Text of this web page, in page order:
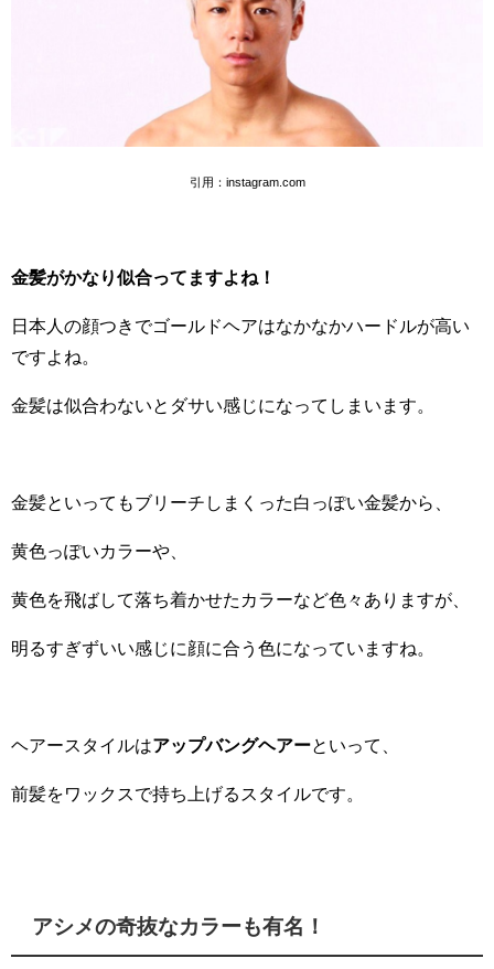
引用：instagram.com
金髪がかなり似合ってますよね！
日本人の顔つきでゴールドヘアはなかなかハードルが高い
ですよね。
金髪は似合わないとダサい感じになってしまいます。
金髪といってもブリーチしまくった白っぽい金髪から、
黄色っぽいカラーや、
黄色を飛ばして落ち着かせたカラーなど色々ありますが、
明るすぎずいい感じに顔に合う色になっていますね。
ヘアースタイルはアップバングヘアーといって、
前髪をワックスで持ち上げるスタイルです。
アシメの奇抜なカラーも有名！